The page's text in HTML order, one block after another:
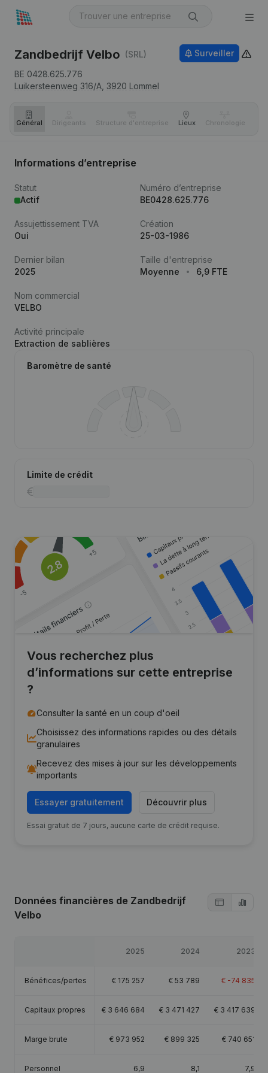
Zandbedrijf Velbo (SRL)
BE 0428.625.776
Luikersteenweg 316/A, 3920 Lommel
Surveiller
Général Dirigeants Structure d'entreprise Lieux Chronologie
Informations d’entreprise
Statut
Actif
Numéro d’entreprise
BE0428.625.776
Assujettissement TVA
Oui
Création
25-03-1986
Dernier bilan
2025
Taille d'entreprise
Moyenne
6,9 FTE
Nom commercial
VELBO
Activité principale
Extraction de sablières
Baromètre de santé
Limite de crédit
Vous recherchez plus
d’informations sur cette entreprise
?
Consulter la santé en un coup d'oeil
Choisissez des informations rapides ou des détails
granulaires
Recevez des mises à jour sur les développements
importants
Essayer gratuitement Découvrir plus
Essai gratuit de 7 jours, aucune carte de crédit requise.
Données financières de Zandbedrijf
Velbo
2025 2024 2023
Bénéfices/pertes € 175 257 € 53 789 € -74 835
Capitaux propres € 3 646 684 € 3 471 427 € 3 417 639
Marge brute € 973 952 € 899 325 € 740 651
Personnel 6,9 8,1 7,9